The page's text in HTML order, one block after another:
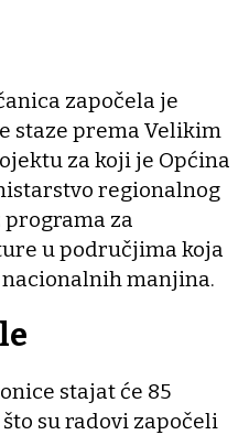
započela je
staze prema Velikim
za koji je Općina
regionalnog
programa za
u područjima koja
manjina.
stajat će 85
su radovi započeli